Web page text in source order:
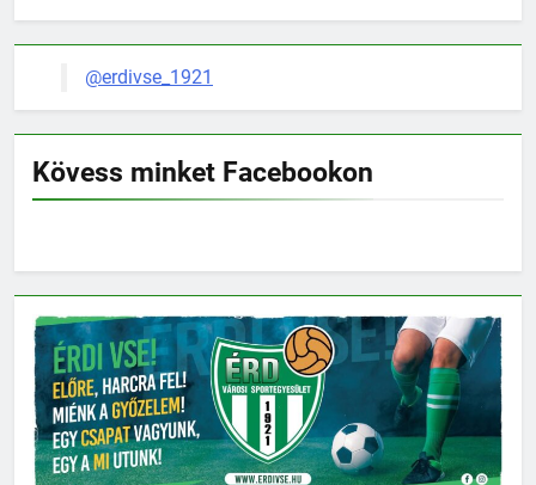
@erdivse_1921
Kövess minket Facebookon